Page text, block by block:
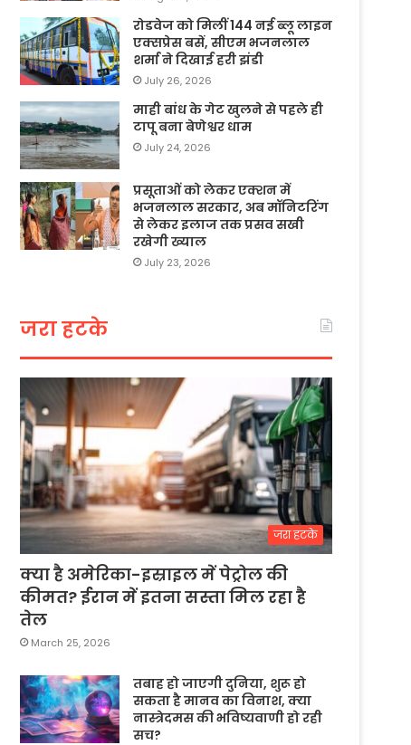
रोडवेज को मिलीं 144 नई ब्लू लाइन
एक्सप्रेस बसें, सीएम भजनलाल
शर्मा ने दिखाई हरी झंडी
July 26, 2026
माही बांध के गेट खुलने से पहले ही
टापू बना बेणेश्वर धाम
July 24, 2026
प्रसूताओं को लेकर एक्शन में
भजनलाल सरकार, अब मॉनिटरिंग
से लेकर इलाज तक प्रसव सखी
रखेगी ख्याल
July 23, 2026
जरा हटके
जरा हटके
क्या है अमेरिका-इस्राइल में पेट्रोल की
कीमत? ईरान में इतना सस्ता मिल रहा है
तेल
March 25, 2026
तबाह हो जाएगी दुनिया, शुरू हो
सकता है मानव का विनाश, क्या
नास्त्रेदमस की भविष्यवाणी हो रही
सच?